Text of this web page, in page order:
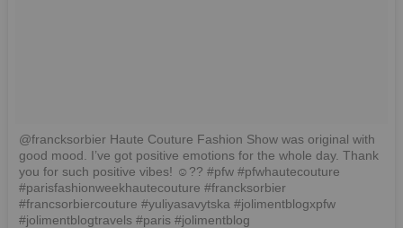
@francksorbier Haute Couture Fashion Show was original with
good mood. I’ve got positive emotions for the whole day. Thank
you for such positive vibes! ☺?? #pfw #pfwhautecouture
#parisfashionweekhautecouture #francksorbier
#francsorbiercouture #yuliyasavytska #jolimentblogxpfw
#jolimentblogtravels #paris #jolimentblog